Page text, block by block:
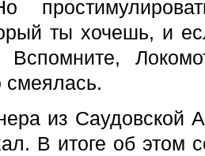
ты хочешь, и
Вспомните,
смеялась.
из Саудовской
В итоге об этом